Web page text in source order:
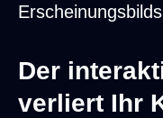
Der
verliert Ihr